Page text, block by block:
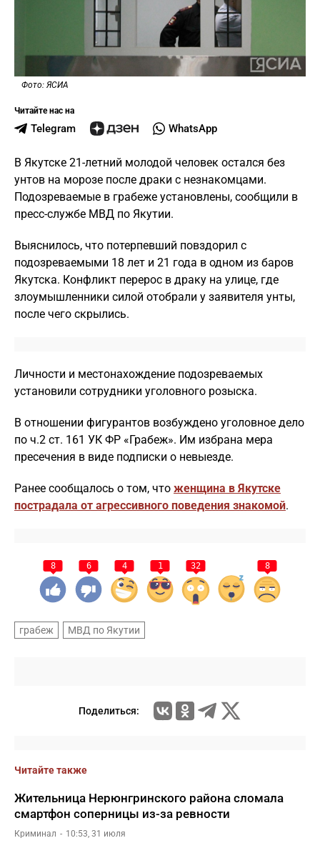
Фото: ЯСИА
Читайте нас на
Telegram WhatsApp
В Якутске 21-летний молодой человек остался без
унтов на морозе после драки с незнакомцами.
Подозреваемые в грабеже установлены, сообщили в
пресс-службе МВД по Якутии.
Выяснилось, что потерпевший повздорил с
подозреваемыми 18 лет и 21 года в одном из баров
Якутска. Конфликт перерос в драку на улице, где
злоумышленники силой отобрали у заявителя унты,
после чего скрылись.
Личности и местонахождение подозреваемых
установили сотрудники уголовного розыска.
В отношении фигурантов возбуждено уголовное дело
по ч.2 ст. 161 УК ФР «Грабеж». Им избрана мера
пресечения в виде подписки о невыезде.
Ранее сообщалось о том, что женщина в Якутске
пострадала от агрессивного поведения знакомой.
8 6 4 1 32 8
грабеж МВД по Якутии
Поделиться:
Читайте также
Жительница Нерюнгринского района сломала
смартфон соперницы из-за ревности
Криминал 10:53, 31 июля